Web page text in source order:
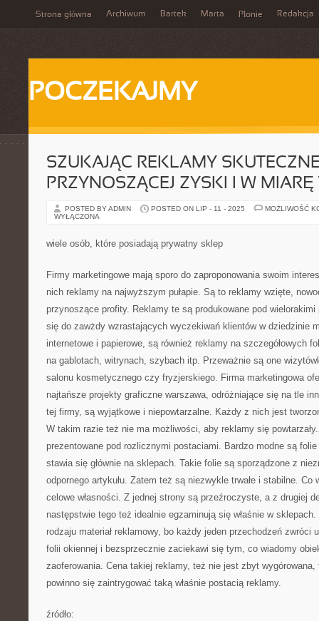
Strona główna Archiwum Bartek Marta Płonie Redakcja
POCZEKAJMY
SZUKAJĄC REKLAMY
PRZYNOSZĄCEJ ZYSKI I W MIARĘ
POSTED BY ADMIN POSTED ON LIP - 11 - 2025
MOŻLIWOŚĆ
WYŁĄCZONA
wiele osób, które posiadają prywatny sklep
Firmy marketingowe mają sporo do zaproponowania swoim
nich reklamy na najwyższym pułapie. Są to reklamy wzięte,
przynoszące profity. Reklamy te są produkowane pod
się do zawżdy wzrastających wyczekiwań klientów w dziedzinie
internetowe i papierowe, są również reklamy na szczegółowych
na gablotach, witrynach, szybach itp. Przeważnie są one
salonu kosmetycznego czy fryzjerskiego. Firma marketingowa
najtańsze projekty graficzne warszawa, odróżniające się na tle
tej firmy, są wyjątkowe i niepowtarzalne. Każdy z nich jest
W takim razie też nie ma możliwości, aby reklamy się
prezentowane pod rozlicznymi postaciami. Bardzo modne są
stawia się głównie na sklepach. Takie folie są sporządzone z
odpornego artykułu. Zatem też są niezwykle trwałe i stabilne. Co
celowe własności. Z jednej strony są przeźroczyste, a z drugiej
następstwie tego też idealnie egzaminują się właśnie w
rodzaju materiał reklamowy, bo każdy jeden przechodzeń zwróci
folii okiennej i bezsprzecznie zaciekawi się tym, co wiadomy
zaoferowania. Cena takiej reklamy, też nie jest zbyt
powinno się zaintrygować taką właśnie postacią reklamy.
źródło: